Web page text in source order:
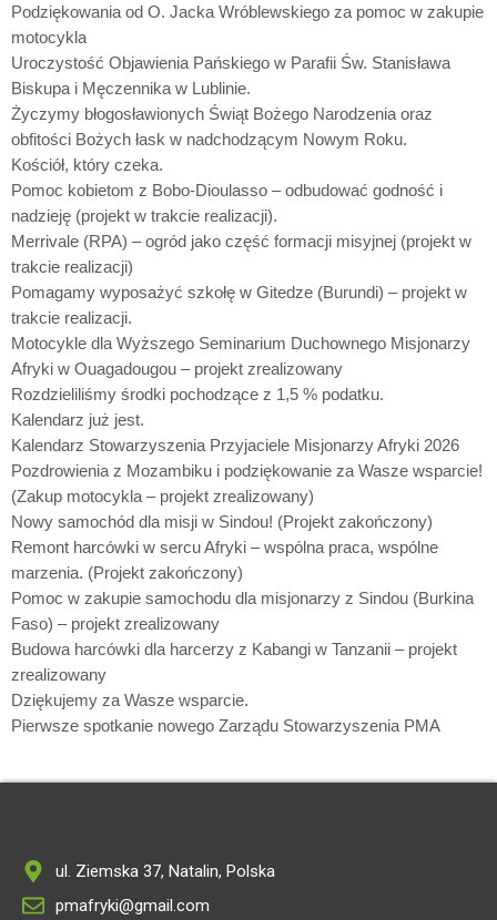
Podziękowania od O. Jacka Wróblewskiego za pomoc w zakupie
motocykla
Uroczystość Objawienia Pańskiego w Parafii Św. Stanisława
Biskupa i Męczennika w Lublinie.
Życzymy błogosławionych Świąt Bożego Narodzenia oraz
obfitości Bożych łask w nadchodzącym Nowym Roku.
Kościół, który czeka.
Pomoc kobietom z Bobo-Dioulasso – odbudować godność i
nadzieję (projekt w trakcie realizacji).
Merrivale (RPA) – ogród jako część formacji misyjnej (projekt w
trakcie realizacji)
Pomagamy wyposażyć szkołę w Gitedze (Burundi) – projekt w
trakcie realizacji.
Motocykle dla Wyższego Seminarium Duchownego Misjonarzy
Afryki w Ouagadougou – projekt zrealizowany
Rozdzieliliśmy środki pochodzące z 1,5 % podatku.
Kalendarz już jest.
Kalendarz Stowarzyszenia Przyjaciele Misjonarzy Afryki 2026
Pozdrowienia z Mozambiku i podziękowanie za Wasze wsparcie!
(Zakup motocykla – projekt zrealizowany)
Nowy samochód dla misji w Sindou! (Projekt zakończony)
Remont harcówki w sercu Afryki – wspólna praca, wspólne
marzenia. (Projekt zakończony)
Pomoc w zakupie samochodu dla misjonarzy z Sindou (Burkina
Faso) – projekt zrealizowany
Budowa harcówki dla harcerzy z Kabangi w Tanzanii – projekt
zrealizowany
Dziękujemy za Wasze wsparcie.
Pierwsze spotkanie nowego Zarządu Stowarzyszenia PMA
ul. Ziemska 37, Natalin, Polska
pmafryki@gmail.com